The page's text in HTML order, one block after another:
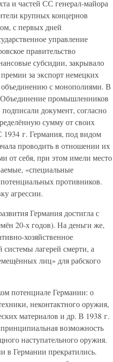
и частей СС генерал-майора
крупных концернов
с первых дней
управление
правительство
субсидии, закрывало
за экспорт немецких
с монополиями. В
промышленников
документ, согласно
сумму от своих
г. Германия, под видом
проводить в отношении их
от себя, при этом имели место
«специальные
противников.
агрессии.
Германия достигла с
20-х годов). На деньги же,
хозяйственное
лагерей смерти, а
лиц» для рабского
потенциале Германии: о
неконтактного оружия,
материалов и др. В 1938 г.
возможность
наступательного оружия.
в Германии прекратились.